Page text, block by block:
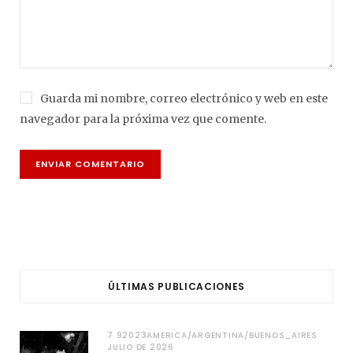
Guarda mi nombre, correo electrónico y web en este
navegador para la próxima vez que comente.
ÚLTIMAS PUBLICACIONES
7 92023AMERICA/ARGENTINA/BUENOS_AIRES
JULIO DE 2026